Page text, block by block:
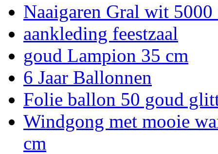
Naaigaren Gral wit 5000
aankleding feestzaal
goud Lampion 35 cm
6 Jaar Ballonnen
Folie ballon 50 goud
Windgong met mooie
cm